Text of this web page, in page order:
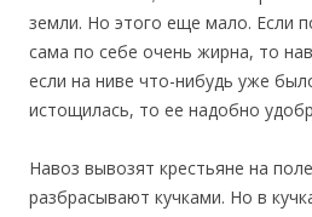
земли. Но этого еще мало. Если
сама по себе очень жирна, то
если на ниве что-нибудь уже
истощилась, то ее надобно
Навоз вывозят крестьяне на
разбрасывают кучками. Но в